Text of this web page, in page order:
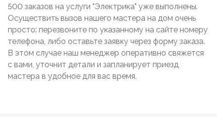
500 заказов на услуги "Электрика" уже выполнены.
Осуществить вызов нашего мастера на дом очень
просто: перезвоните по указанному на сайте номеру
телефона, либо оставьте заявку через форму заказа.
В этом случае наш менеджер оперативно свяжется
с вами, уточнит детали и запланирует приезд
мастера в удобное для вас время.